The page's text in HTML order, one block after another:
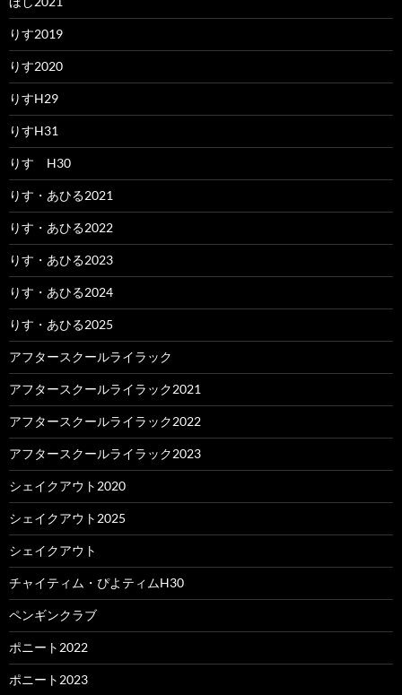
りす2019
りす2020
りすH29
りすH31
りす H30
りす・あひる2021
りす・あひる2022
りす・あひる2023
りす・あひる2024
りす・あひる2025
アフタースクールライラック
アフタースクールライラック2021
アフタースクールライラック2022
アフタースクールライラック2023
シェイクアウト2020
シェイクアウト2025
シェイクアウト
チャイティム・ぴよティムH30
ペンギンクラブ
ポニート2022
ポニート2023